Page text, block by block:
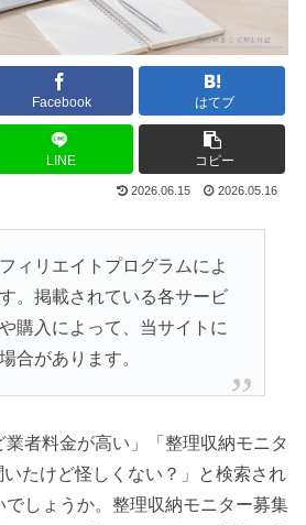
Facebook はてブ
LINE コピー
2026.06.15 2026.05.16
ィリエイトプログラムによ
。掲載されている各サービ
購入によって、当サイトに
合があります。
業者料金が高い」「整理収納モニタ
たけど怪しくない？」と検索され
でしょうか。整理収納モニター募集